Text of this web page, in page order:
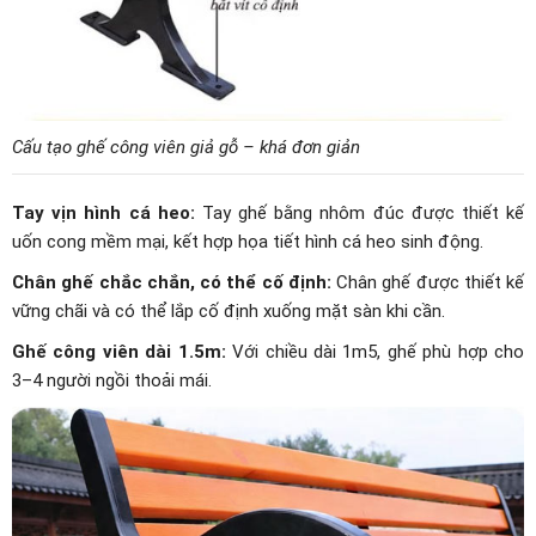
Cấu tạo ghế công viên giả gỗ – khá đơn giản
Tay vịn hình cá heo: Tay ghế bằng nhôm đúc được thiết kế
uốn cong mềm mại, kết hợp họa tiết hình cá heo sinh động.
Chân ghế chắc chắn, có thể cố định: Chân ghế được thiết kế
vững chãi và có thể lắp cố định xuống mặt sàn khi cần.
Ghế công viên dài 1.5m: Với chiều dài 1m5, ghế phù hợp cho
3–4 người ngồi thoải mái.